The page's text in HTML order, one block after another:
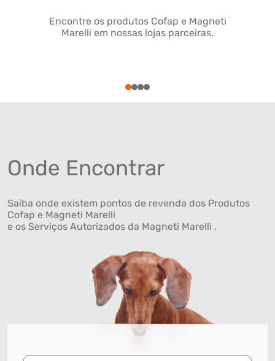
Encontre os produtos Cofap e Magneti
Marelli em nossas lojas parceiras.
1234
Onde Encontrar
Saiba onde existem pontos de revenda dos Produtos
Cofap e Magneti Marelli
e os Serviços Autorizados da Magneti Marelli .